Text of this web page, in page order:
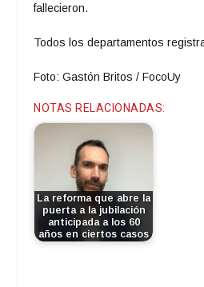
fallecieron.
Todos los departamentos
Foto: Gastón Britos / FocoUy
NOTAS RELACIONADAS:
La reforma que abre la
puerta a la jubilación
anticipada a los 60
años en ciertos casos